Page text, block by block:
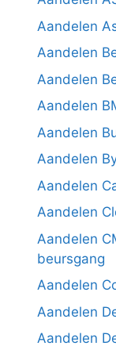
Aandelen
Aandelen
Aandelen
Aandelen
Aandelen
Aandelen
Aandelen
Aandelen
Aandelen
beursgang
Aandelen
Aandelen
Aandelen